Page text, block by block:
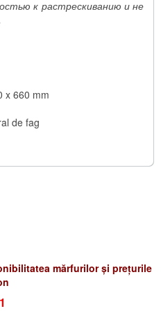
к растрескиванию и не
x 660 mm
de fag
mărfurilor și prețurile
TERASĂ
GRĂDINĂ